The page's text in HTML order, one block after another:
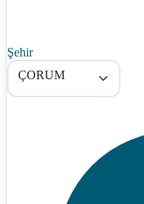
Şehir
ÇORUM